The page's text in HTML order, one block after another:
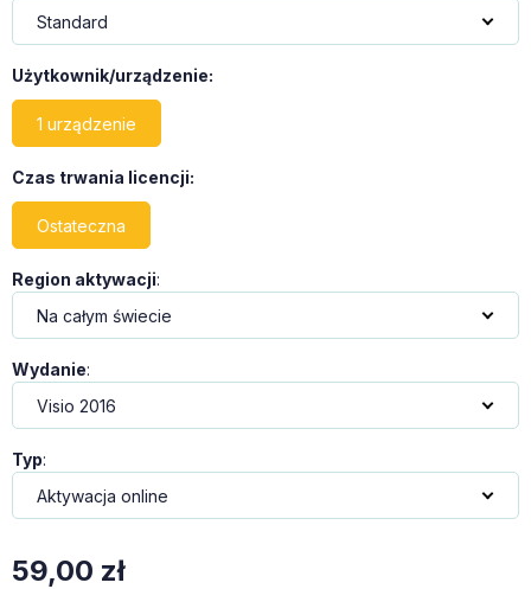
Użytkownik/urządzenie:
1 urządzenie
Czas trwania licencji:
Ostateczna
Region aktywacji:
Wydanie:
Typ:
59,00 zł